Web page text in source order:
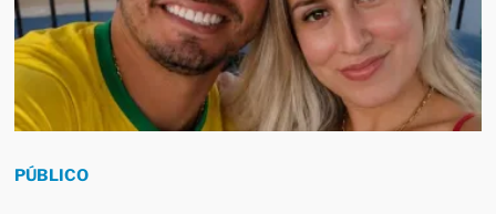
PÚBLICO